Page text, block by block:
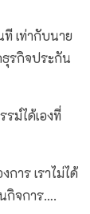
เท่ากับนาย
รกิจประกัน
ม์ได้เองที่
าร เราไม่ได้
กิจการ….